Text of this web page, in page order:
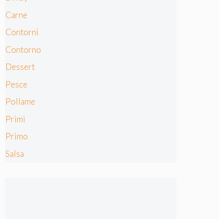
Carne
Contorni
Contorno
Dessert
Pesce
Pollame
Primi
Primo
Salsa